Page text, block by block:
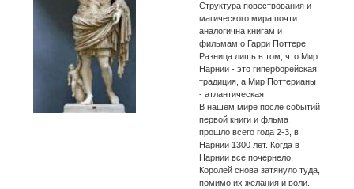
Структура повествования и
магического мира почти
аналогична книгам и
фильмам о Гарри Поттере.
Разница лишь в том, что Мир
Нарнии - это гиперборейская
традиция, а Мир Поттерианы
- атлантическая.
В нашем мире после событий
первой книги и фльма
прошло всего года 2-3, в
Нарнии 1300 лет. Когда в
Нарнии все почернело,
Королей снова затянуло туда,
помимо их желания и воли.